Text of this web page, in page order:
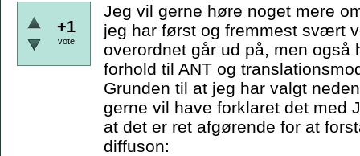
+1
vote
Jeg vil gerne høre noget mere
jeg har først og fremmest svært
overordnet går ud på, men også
forhold til ANT og
Grunden til at jeg har valgt
gerne vil have forklaret det med
at det er ret afgørende for at
diffuson: